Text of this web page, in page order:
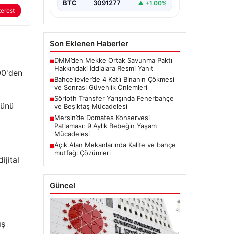
BTC 3091277 ▲ +1.00%
Son Eklenen Haberler
■DMM’den Mekke Ortak Savunma Paktı
Hakkındaki İddialara Resmi Yanıt
■Bahçelievler’de 4 Katlı Binanın Çökmesi
ve Sonrası Güvenlik Önlemleri
■Sörloth Transfer Yarışında Fenerbahçe
ve Beşiktaş Mücadelesi
■Mersin’de Domates Konservesi
Patlaması: 9 Aylık Bebeğin Yaşam
Mücadelesi
■Açık Alan Mekanlarında Kalite ve bahçe
mutfağı Çözümleri
Güncel